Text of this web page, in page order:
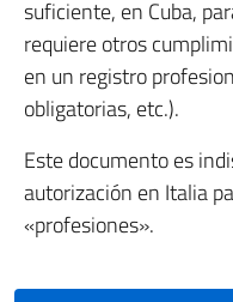
suficiente, en Cuba,
requiere otros
en un registro
obligatorias, etc.).
Este documento es
autorización en Italia
«profesiones».